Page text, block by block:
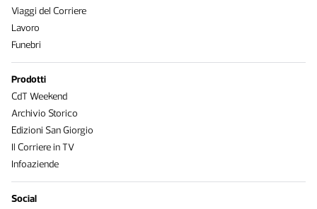
Viaggi del Corriere
Lavoro
Funebri
Prodotti
CdT Weekend
Archivio Storico
Edizioni San Giorgio
Il Corriere in TV
Infoaziende
Social